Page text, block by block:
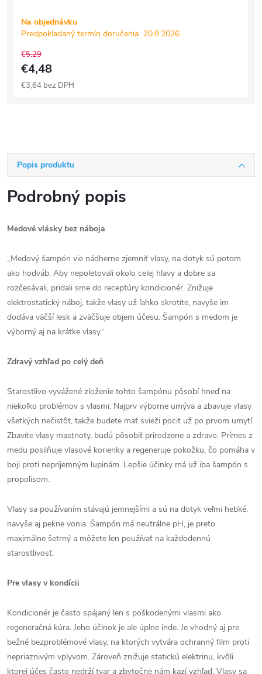
Na objednávku
Predpokladaný termín doručenia 20.8.2026
€5,29
€4,48
€3,64 bez DPH
Popis produktu
Podrobný popis
Medové vlásky bez náboja
„Medový šampón vie nádherne zjemniť vlasy, na dotyk sú potom
ako hodváb. Aby nepoletovali okolo celej hlavy a dobre sa
rozčesávali, pridali sme do receptúry kondicionér. Znižuje
elektrostatický náboj, takže vlasy už ľahko skrotíte, navyše im
dodáva väčší lesk a zväčšuje objem účesu. Šampón s medom je
výborný aj na krátke vlasy.“
Zdravý vzhľad po celý deň
Starostlivo vyvážené zloženie tohto šampónu pôsobí hneď na
niekoľko problémov s vlasmi. Najprv výborne umýva a zbavuje vlasy
všetkých nečistôt, takže budete mať svieži pocit už po prvom umytí.
Zbavíte vlasy mastnoty, budú pôsobiť prirodzene a zdravo. Prímes z
medu posilňuje vlasové korienky a regeneruje pokožku, čo pomáha v
boji proti nepríjemným lupinám. Lepšie účinky má už iba šampón s
propolisom.
Vlasy sa používaním stávajú jemnejšími a sú na dotyk veľmi hebké,
navyše aj pekne vonia. Šampón má neutrálne pH, je preto
maximálne šetrný a môžete len používať na každodennú
starostlivosť.
Pre vlasy v kondícii
Kondicionér je často spájaný len s poškodenými vlasmi ako
regeneračná kúra. Jeho účinok je ale úplne inde. Je vhodný aj pre
bežné bezproblémové vlasy, na ktorých vytvára ochranný film proti
nepriaznivým vplyvom. Zároveň znižuje statickú elektrinu, kvôli
ktorej účes často nedrží tvar a zbytočne nám kazí vzhľad. Vlasy sa